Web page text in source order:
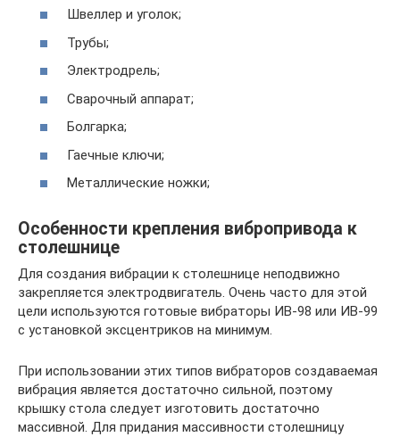
Швеллер и уголок;
Трубы;
Электродрель;
Сварочный аппарат;
Болгарка;
Гаечные ключи;
Металлические ножки;
Особенности крепления вибропривода к
столешнице
Для создания вибрации к столешнице неподвижно
закрепляется электродвигатель. Очень часто для этой
цели используются готовые вибраторы ИВ-98 или ИВ-99
с установкой эксцентриков на минимум.
При использовании этих типов вибраторов создаваемая
вибрация является достаточно сильной, поэтому
крышку стола следует изготовить достаточно
массивной. Для придания массивности столешницу